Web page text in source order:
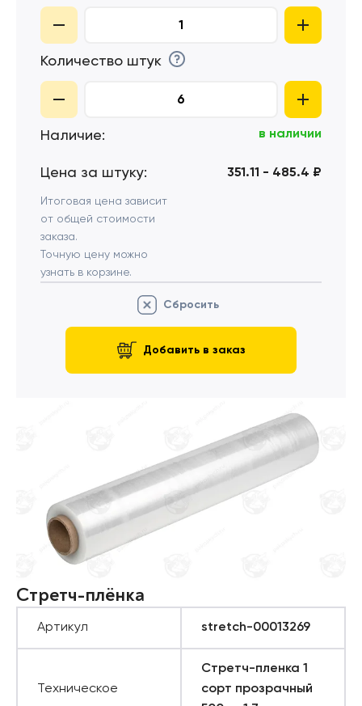
Количество штук
Наличие: в наличии
Цена за штуку:
Итоговая цена зависит
от общей стоимости
заказа.
Точную цену можно
узнать в корзине.
351.11 - 485.4 ₽
Сбросить
Добавить в заказ
Стретч-плёнка
Артикул stretch-00013269
Техническое
Стретч-пленка 1
сорт прозрачный